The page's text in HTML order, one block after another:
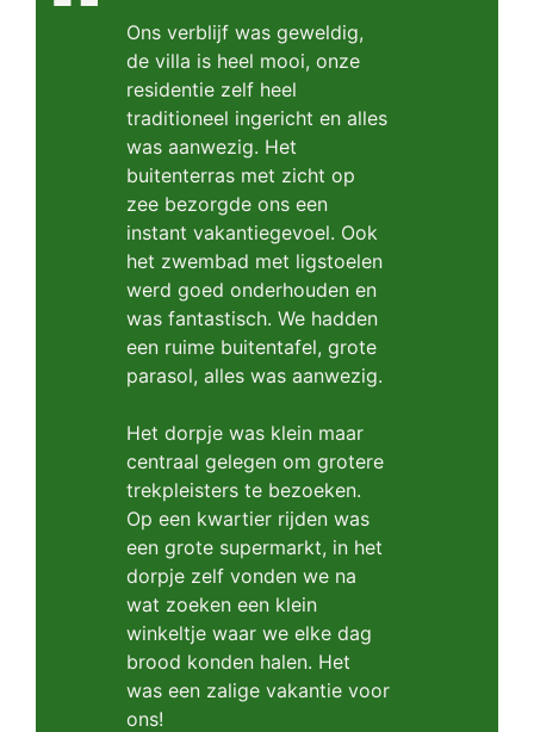
Ons verblijf was geweldig,
de villa is heel mooi, onze
residentie zelf heel
traditioneel ingericht en alles
was aanwezig. Het
buitenterras met zicht op
zee bezorgde ons een
instant vakantiegevoel. Ook
het zwembad met ligstoelen
werd goed onderhouden en
was fantastisch. We hadden
een ruime buitentafel, grote
parasol, alles was aanwezig.
Het dorpje was klein maar
centraal gelegen om grotere
trekpleisters te bezoeken.
Op een kwartier rijden was
een grote supermarkt, in het
dorpje zelf vonden we na
wat zoeken een klein
winkeltje waar we elke dag
brood konden halen. Het
was een zalige vakantie voor
ons!